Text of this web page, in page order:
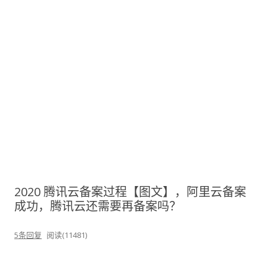
2020 腾讯云备案过程【图文】，阿里云备案
成功，腾讯云还需要再备案吗？
5条回复 阅读(11481)